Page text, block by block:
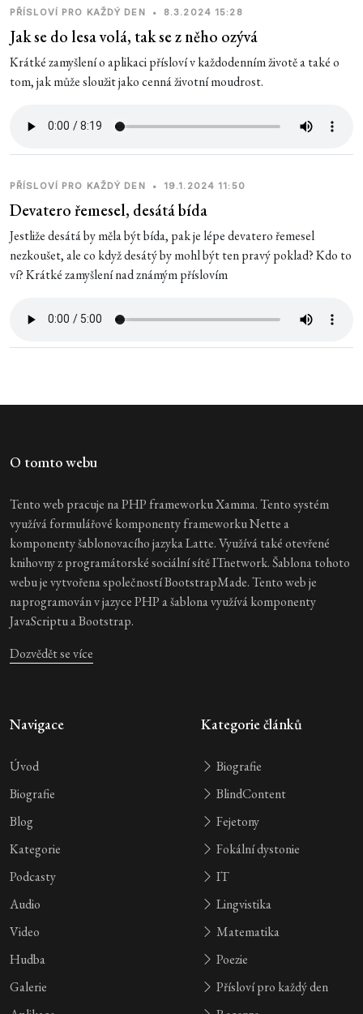
PŘÍSLOVÍ PRO KAŽDÝ DEN • 8.3.2024 15:28
Jak se do lesa volá, tak se z něho ozývá
Krátké zamyšlení o aplikaci přísloví v každodenním životě a také o
tom, jak může sloužit jako cenná životní moudrost.
PŘÍSLOVÍ PRO KAŽDÝ DEN • 19.1.2024 11:50
Devatero řemesel, desátá bída
Jestliže desátá by měla být bída, pak je lépe devatero řemesel
nezkoušet, ale co když desátý by mohl být ten pravý poklad? Kdo to
ví? Krátké zamyšlení nad známým příslovím
O tomto webu
Tento web pracuje na PHP frameworku Xamma. Tento systém
využívá formulářové komponenty frameworku Nette a
komponenty šablonovacího jazyka Latte. Využívá také otevřené
knihovny z programátorské sociální sítě ITnetwork. Šablona tohoto
webu je vytvořena společností BootstrapMade. Tento web je
naprogramován v jazyce PHP a šablona využívá komponenty
JavaScriptu a Bootstrap.
Dozvědět se více
Navigace
Úvod
Biografie
Blog
Kategorie
Podcasty
Audio
Video
Hudba
Galerie
Kategorie článků
Biografie
BlindContent
Fejetony
Fokální dystonie
IT
Lingvistika
Matematika
Poezie
Přísloví pro každý den